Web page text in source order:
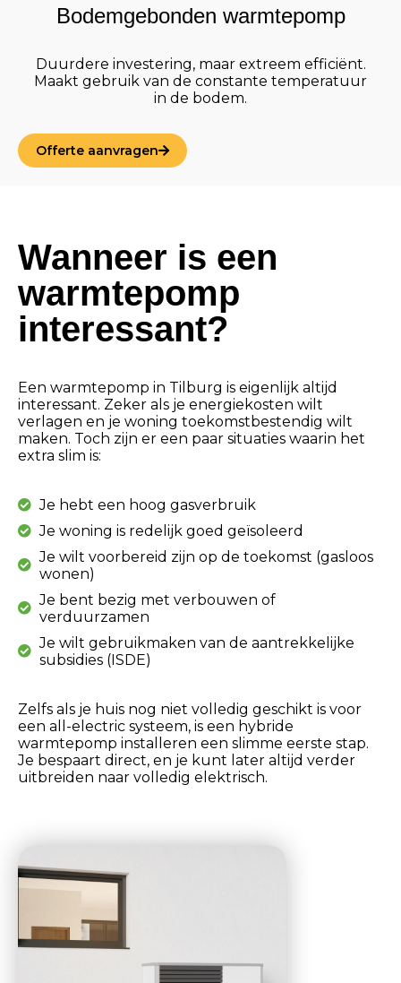
Bodemgebonden warmtepomp
Duurdere investering, maar extreem efficiënt.
Maakt gebruik van de constante temperatuur
in de bodem.
Offerte aanvragen
Wanneer is een
warmtepomp
interessant?
Een warmtepomp in Tilburg is eigenlijk altijd
interessant. Zeker als je energiekosten wilt
verlagen en je woning toekomstbestendig wilt
maken. Toch zijn er een paar situaties waarin het
extra slim is:
Je hebt een hoog gasverbruik
Je woning is redelijk goed geïsoleerd
Je wilt voorbereid zijn op de toekomst (gasloos
wonen)
Je bent bezig met verbouwen of
verduurzamen
Je wilt gebruikmaken van de aantrekkelijke
subsidies (ISDE)
Zelfs als je huis nog niet volledig geschikt is voor
een all-electric systeem, is een hybride
warmtepomp installeren een slimme eerste stap.
Je bespaart direct, en je kunt later altijd verder
uitbreiden naar volledig elektrisch.